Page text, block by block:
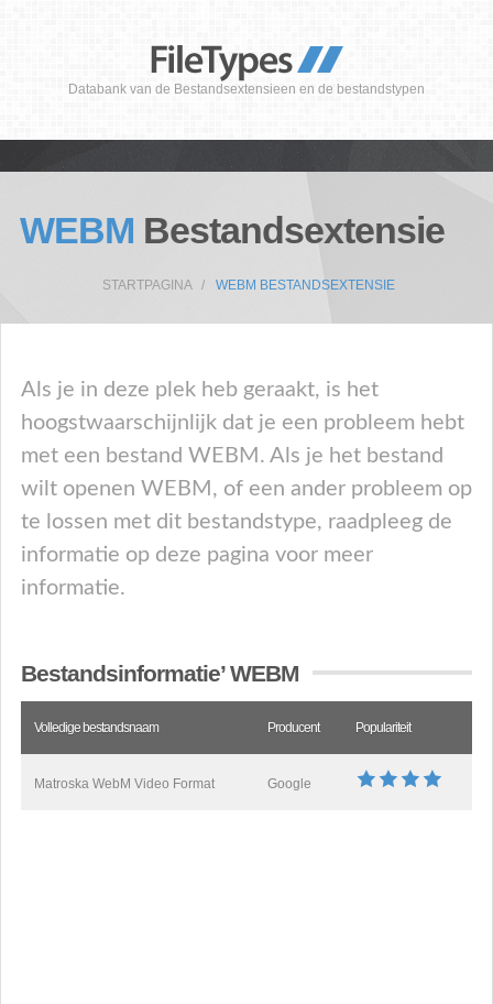
Databank van de Bestandsextensieen en de bestandstypen
WEBM Bestandsextensie
STARTPAGINA WEBM BESTANDSEXTENSIE
Als je in deze plek heb geraakt, is het
hoogstwaarschijnlijk dat je een probleem hebt
met een bestand WEBM. Als je het bestand
wilt openen WEBM, of een ander probleem op
te lossen met dit bestandstype, raadpleeg de
informatie op deze pagina voor meer
informatie.
Bestandsinformatie’ WEBM
Volledige bestandsnaam Producent Populariteit
Matroska WebM Video Format Google